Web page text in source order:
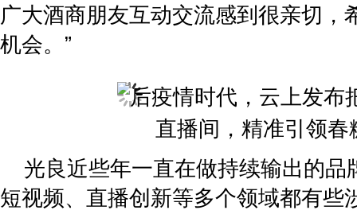
广大酒商朋友互动交流感到很亲切，
机会。”
光良近些年一直在做持续输出的品
短视频、直播创新等多个领域都有些